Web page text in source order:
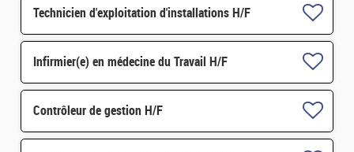
Technicien d'exploitation d'installations H/F
Infirmier(e) en médecine du Travail H/F
Contrôleur de gestion H/F